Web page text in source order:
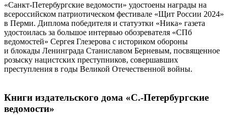
«Санкт-Петербургские ведомости» удостоены награды на
всероссийском патриотическом фестивале «Щит России 2024»
в Перми. Диплома победителя и статуэтки «Ника» газета
удостоилась за большое интервью обозревателя «СПб
ведомостей» Сергея Глезерова с историком обороны
и блокады Ленинграда Станиславом Берневым, посвященное
розыску нацистских преступников, совершавших
преступления в годы Великой Отечественной войны.
Книги издательского дома «С.-Петербургские
ведомости»